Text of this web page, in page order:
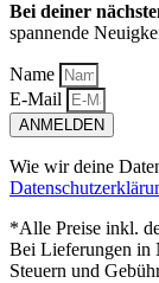
Bei deiner
spannende
Name
E-Mail
ANMELDEN
Wie wir deine
*Alle Preise inkl.
Bei Lieferungen in
Steuern und